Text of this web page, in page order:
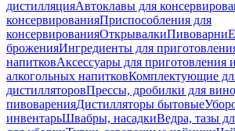
дистилляцияАвтоклавы для
консервированияПриспособления для
консервированияОткрывалкиПивоварни
броженияИнгредиенты для
напитковАксессуары для приготовления
алкогольных напитковКомплектующие
дистилляторовПрессы, дробилки для
пивоваренияДистилляторы бытовые
инвентарьШвабры, насадкиВедра, тазы